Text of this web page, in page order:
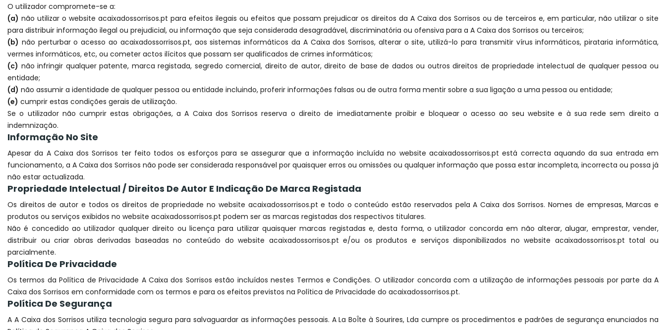
O utilizador compromete-se a:
(a) não utilizar o website acaixadossorrisos.pt para efeitos ilegais ou efeitos que possam prejudicar os direitos da A Caixa dos Sorrisos ou de terceiros e, em particular, não utilizar o site
para distribuir informação ilegal ou prejudicial, ou informação que seja considerada desagradável, discriminatória ou ofensiva para a A Caixa dos Sorrisos ou terceiros;
(b) não perturbar o acesso ao acaixadossorrisos.pt, aos sistemas informáticos da A Caixa dos Sorrisos, alterar o site, utilizá-lo para transmitir vírus informáticos, pirataria informática,
vermes informáticos, etc, ou cometer actos ilícitos que possam ser qualificados de crimes informáticos;
(c) não infringir qualquer patente, marca registada, segredo comercial, direito de autor, direito de base de dados ou outros direitos de propriedade intelectual de qualquer pessoa ou
entidade;
(d) não assumir a identidade de qualquer pessoa ou entidade incluindo, proferir informações falsas ou de outra forma mentir sobre a sua ligação a uma pessoa ou entidade;
(e) cumprir estas condições gerais de utilização.
Se o utilizador não cumprir estas obrigações, a A Caixa dos Sorrisos reserva o direito de imediatamente proibir e bloquear o acesso ao seu website e à sua rede sem direito a
indemnização.
Informação No Site
Apesar da A Caixa dos Sorrisos ter feito todos os esforços para se assegurar que a informação incluída no website acaixadossorrisos.pt está correcta aquando da sua entrada em
funcionamento, a A Caixa dos Sorrisos não pode ser considerada responsável por quaisquer erros ou omissões ou qualquer informação que possa estar incompleta, incorrecta ou possa já
não estar actualizada.
Propriedade Intelectual / Direitos De Autor E Indicação De Marca Registada
Os direitos de autor e todos os direitos de propriedade no website acaixadossorrisos.pt e todo o conteúdo estão reservados pela A Caixa dos Sorrisos. Nomes de empresas, Marcas e
produtos ou serviços exibidos no website acaixadossorrisos.pt podem ser as marcas registadas dos respectivos titulares.
Não é concedido ao utilizador qualquer direito ou licença para utilizar quaisquer marcas registadas e, desta forma, o utilizador concorda em não alterar, alugar, emprestar, vender,
distribuir ou criar obras derivadas baseadas no conteúdo do website acaixadossorrisos.pt e/ou os produtos e serviços disponibilizados no website acaixadossorrisos.pt total ou
parcialmente.
Política De Privacidade
Os termos da Política de Privacidade A Caixa dos Sorrisos estão incluídos nestes Termos e Condições. O utilizador concorda com a utilização de informações pessoais por parte da A
Caixa dos Sorrisos em conformidade com os termos e para os efeitos previstos na Política de Privacidade do acaixadossorrisos.pt.
Política De Segurança
A A Caixa dos Sorrisos utiliza tecnologia segura para salvaguardar as informações pessoais. A La BoÎte à Sourires, Lda cumpre os procedimentos e padrões de segurança enunciados na